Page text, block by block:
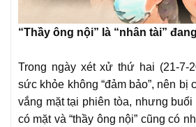
“Thầy ông nội” là “nhân tài”
Trong ngày xét xử thứ hai (21-7-
sức khỏe không “đảm bảo”, nên bị
vắng mặt tại phiên tòa, nhưng
có mặt và “thầy ông nội” cũng có